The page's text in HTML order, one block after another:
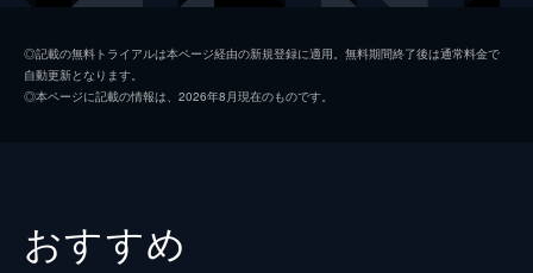
音楽
◎記載の無料トライアルは本ページ経由の新規登録に適用。無料期間終了後は通常料金で
自動更新となります。
◎本ページに記載の情報は、2026年8月現在のものです。
おすすめ